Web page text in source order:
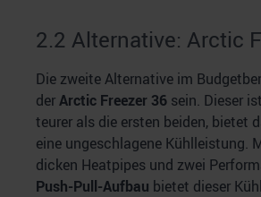
2.2 Alternative: Arctic
Die zweite Alternative im
derArctic Freezer 36 sein. Dieser
teurer als die ersten beiden, bietet
eine ungeschlagene Kühlleistung.
dicken Heatpipes und zwei
Push-Pull-Aufbau bietet dieser